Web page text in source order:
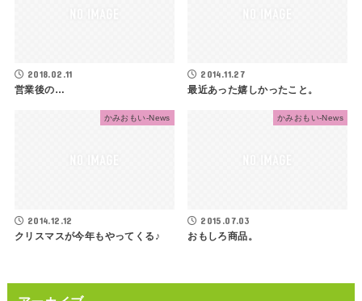
2018.02.11
営業後の…
2014.11.27
最近あった嬉しかったこと。
かみおもい-News
2014.12.12
クリスマスが今年もやってくる♪
かみおもい-News
2015.07.03
おもしろ商品。